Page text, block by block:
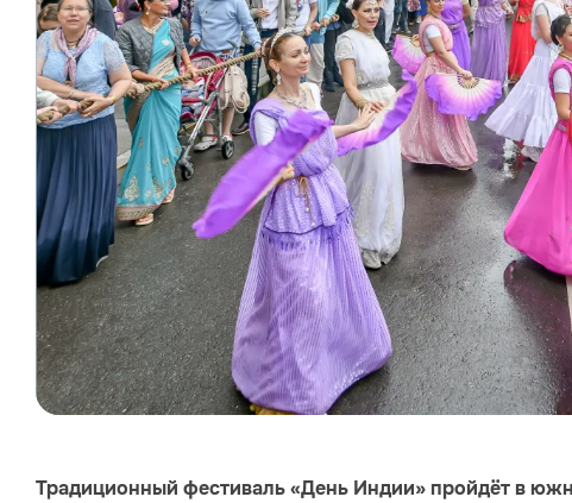
Традиционный фестиваль «День Индии» пройдёт в